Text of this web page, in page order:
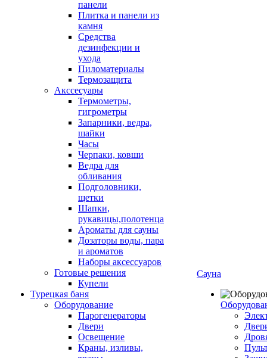
панели
Плитка и панели из
камня
Средства
дезинфекции и
ухода
Пиломатериалы
Термозащита
Аксcесуары
Термометры,
гигрометры
Запарники, ведра,
шайки
Часы
Черпаки, ковши
Ведра для
обливания
Подголовники,
щетки
Шапки,
рукавицы,полотенца
Ароматы для сауны
Дозаторы воды, пара
и ароматов
Наборы аксессуаров
Готовые решения
Купели
Турецкая баня
Оборудование
Парогенераторы
Двери
Освещение
Краны, изливы,
Сауна